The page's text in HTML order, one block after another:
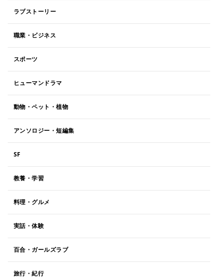
ラブストーリー
職業・ビジネス
スポーツ
ヒューマンドラマ
動物・ペット・植物
アンソロジー・短編集
SF
教養・学習
料理・グルメ
実話・体験
百合・ガールズラブ
旅行・紀行